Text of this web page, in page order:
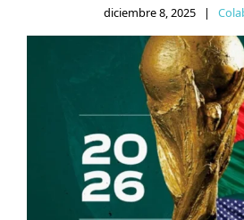
diciembre 8, 2025 |